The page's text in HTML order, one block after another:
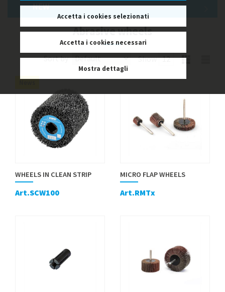
Accetta i cookies selezionati
Accetta i cookies necessari
Mostra dettagli
NEW
Abrasive wheels
Show
Sort by
WHEELS IN CLEAN STRIP
Art.SCW100
MICRO FLAP WHEELS
Art.RMTx